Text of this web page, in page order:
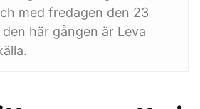
med fredagen den 23
här gången är Leva